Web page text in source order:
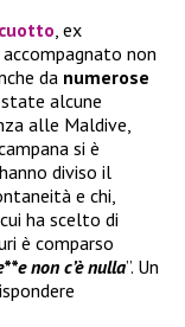
, ex
non
da numerose
state alcune
alle Maldive,
si è
diviso il
e chi,
ha scelto di
è comparso
non c’è nulla”. Un